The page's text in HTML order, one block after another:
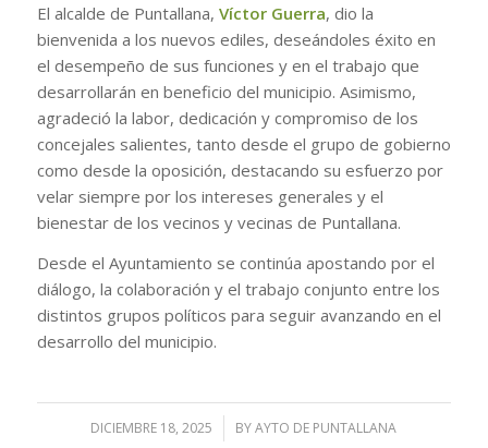
El alcalde de Puntallana, Víctor Guerra, dio la
bienvenida a los nuevos ediles, deseándoles éxito en
el desempeño de sus funciones y en el trabajo que
desarrollarán en beneficio del municipio. Asimismo,
agradeció la labor, dedicación y compromiso de los
concejales salientes, tanto desde el grupo de gobierno
como desde la oposición, destacando su esfuerzo por
velar siempre por los intereses generales y el
bienestar de los vecinos y vecinas de Puntallana.
Desde el Ayuntamiento se continúa apostando por el
diálogo, la colaboración y el trabajo conjunto entre los
distintos grupos políticos para seguir avanzando en el
desarrollo del municipio.
DICIEMBRE 18, 2025
/ BYAYTO DE PUNTALLANA